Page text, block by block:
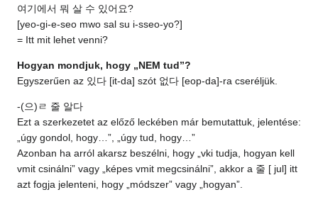
여기에서 뭐 살 수 있어요?
[yeo-gi-e-seo mwo sal su i-sseo-yo?]
= Itt mit lehet venni?
Hogyan mondjuk, hogy „NEM tud”?
Egyszerűen az 있다 [it-da] szót 없다 [eop-da]-ra cseréljük.
-(으)ㄹ 줄 알다
Ezt a szerkezetet az előző leckében már bemutattuk, jelentése:
„úgy gondol, hogy…”, „úgy tud, hogy…”
Azonban ha arról akarsz beszélni, hogy „vki tudja, hogyan kell
vmit csinálni” vagy „képes vmit megcsinálni”, akkor a 줄 [ jul] itt
azt fogja jelenteni, hogy „módszer” vagy „hogyan”.